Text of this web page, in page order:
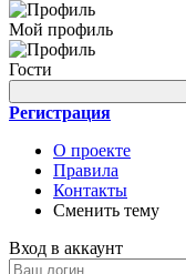
Мой профиль
Гости
Регистрация
О проекте
Правила
Контакты
Сменить тему
Вход в аккаунт